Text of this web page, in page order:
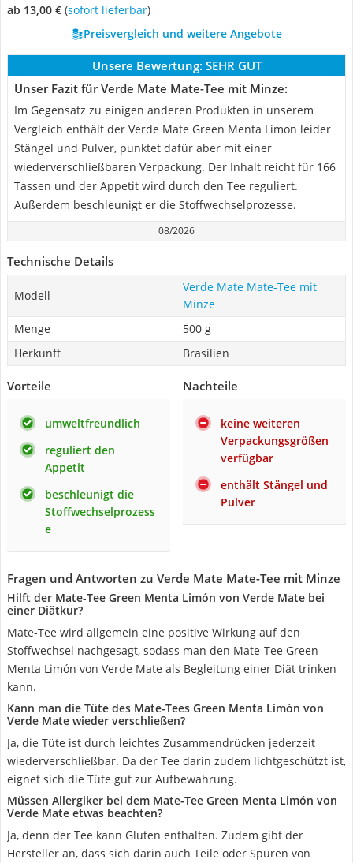
ab 13,00 € ( Sofort lieferbar)
Preisvergleich und weitere Angebote
Unsere Bewertung: SEHR GUT
Unser Fazit für Verde Mate Mate-Tee mit Minze:
Im Gegensatz zu einigen anderen Produkten in unserem
Vergleich enthält der Verde Mate Green Menta Limon leider
Stängel und Pulver, punktet dafür aber mit einer
wiederverschließbaren Verpackung. Der Inhalt reicht für 166
Tassen und der Appetit wird durch den Tee reguliert.
Außerdem beschleunigt er die Stoffwechselprozesse.
08/2026
Technische Details
Modell
Verde Mate Mate-Tee mit
Minze
Menge
500 g
Herkunft
Brasilien
Vorteile
umweltfreundlich
reguliert den
Appetit
beschleunigt die
Stoffwechselprozess
e
Nachteile
keine weiteren
Verpackungsgrößen
verfügbar
enthält Stängel und
Pulver
Fragen und Antworten zu Verde Mate Mate-Tee mit Minze
Hilft der Mate-Tee Green Menta Limón von Verde Mate bei
einer Diätkur?
Mate-Tee wird allgemein eine positive Wirkung auf den
Stoffwechsel nachgesagt, sodass man den Mate-Tee Green
Menta Limón von Verde Mate als Begleitung einer Diät trinken
kann.
Kann man die Tüte des Mate-Tees Green Menta Limón von
Verde Mate wieder verschließen?
Ja, die Tüte ist durch leichtes Zusammendrücken jederzeit
wiederverschließbar. Da der Tee darin zudem lichtgeschützt ist,
eignet sich die Tüte gut zur Aufbewahrung.
Müssen Allergiker bei dem Mate-Tee Green Menta Limón von
Verde Mate etwas beachten?
Ja, denn der Tee kann Gluten enthalten. Zudem gibt der
Hersteller an, dass sich darin auch Teile oder Spuren von